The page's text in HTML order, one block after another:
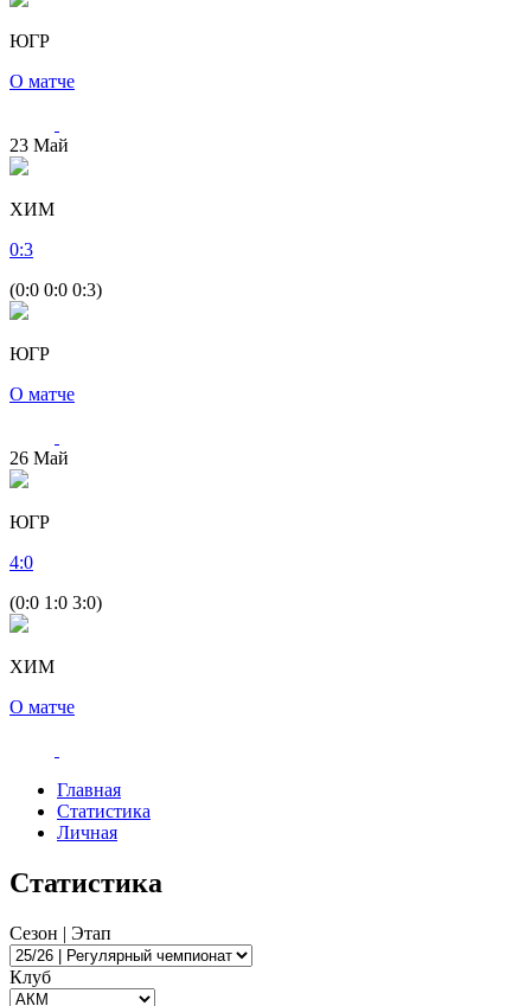
ЮГР
О матче
23 Май
ХИМ
0:3
(0:0 0:0 0:3)
ЮГР
О матче
26 Май
ЮГР
4:0
(0:0 1:0 3:0)
ХИМ
О матче
Главная
Статистика
Личная
Статистика
Сезон | Этап
Клуб